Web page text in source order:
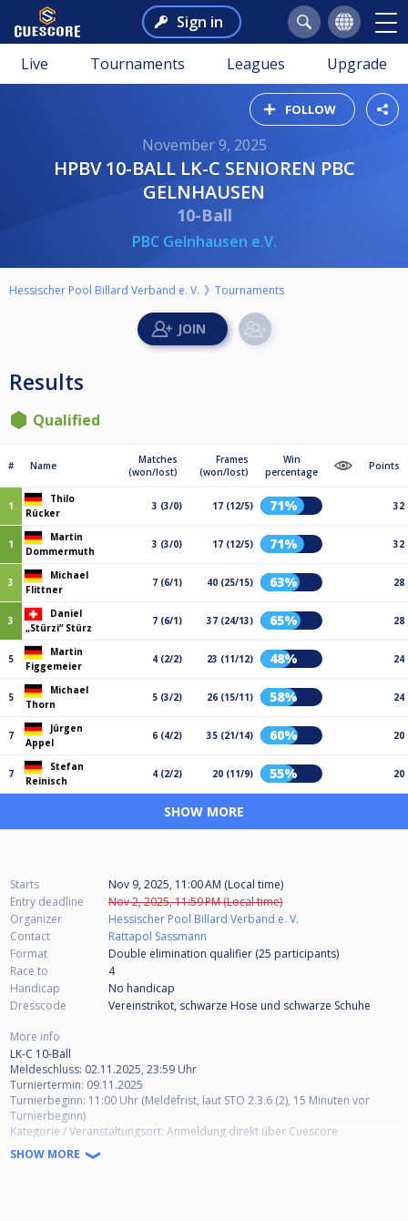
Sign in
Live Tournaments Leagues Upgrade
FOLLOW
November 9, 2025
HPBV 10-BALL LK-C SENIOREN PBC
GELNHAUSEN
10-Ball
PBC Gelnhausen e.V.
Hessischer Pool Billard Verband e. V. Tournaments
Results
Qualified
# Name
Matches
(won/lost)
Frames
(won/lost)
Win
percentage
Points
1
Thilo
Rücker
3 (3/0) 17 (12/5) 71% 32
1
Martin
Dommermuth
3 (3/0) 17 (12/5) 71% 32
3
Michael
Flittner
7 (6/1) 40 (25/15) 63% 28
3
Daniel
„Stürzi“ Stürz
7 (6/1) 37 (24/13) 65% 28
5
Martin
Figgemeier
4 (2/2) 23 (11/12) 48% 24
5
Michael
Thorn
5 (3/2) 26 (15/11) 58% 24
7
Jürgen
Appel
6 (4/2) 35 (21/14) 60% 20
7
Stefan
Reinisch
4 (2/2) 20 (11/9) 55% 20
SHOW MORE
Starts
Nov 9, 2025, 11:00 AM (Local time)
Entry deadline
Nov 2, 2025, 11:59 PM (Local time)
Organizer
Hessischer Pool Billard Verband e. V.
Contact
Rattapol Sassmann
Format
Double elimination qualifier (25 participants)
Race to
4
Handicap
No handicap
Dresscode
Vereinstrikot, schwarze Hose und schwarze Schuhe
More info
LK-C 10-Ball
Meldeschluss: 02.11.2025, 23:59 Uhr
Turniertermin: 09.11.2025
Turnierbeginn: 11:00 Uhr (Meldefrist, laut STO 2.3.6 (2), 15 Minuten vor
Turnierbeginn)
Kategorie / Veranstaltungsort: Anmeldung direkt über Cuescore
Herren / Pool Devils Neu Anspach
SHOW MORE